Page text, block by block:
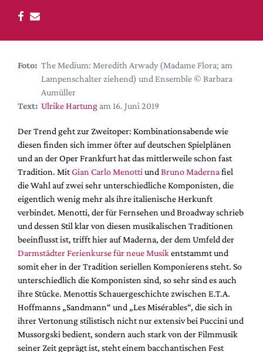
Festival-Planer
Hefte
Alle Hefte
Leseproben
Podcast
Service
Shop / Abo
Newsletter
Redaktion
Autor:innen
Partner
Mediadaten
Suche
Foto: The Medium: Meredith Arwady (Madame Flora; am
Lampenschalter ziehend) und Ensemble © Barbara
Aumüller
Text: Ulrike Hartung am 16. Juni 2019
Der Trend geht zur Zweitoper: Kombinationsabende wie
diesen finden sich immer öfter auf deutschen Spielplänen
und an der Oper Frankfurt hat das mittlerweile schon fast
Tradition. MitGian Carlo Menotti und Bruno Maderna fiel
die Wahl auf zwei sehr unterschiedliche Komponisten, die
eigentlich wenig mehr als ihre italienische Herkunft
verbindet. Menotti, der für Fernsehen und Broadway schrieb
und dessen Stil klar von diesen musikalischen Traditionen
beeinflusst ist, trifft hier auf Maderna, der dem Umfeld der
Darmstädter Ferienkurse für neue Musikentstammt und
somit eher in der Tradition seriellen Komponierens steht. So
unterschiedlich die Komponisten sind, so sehr sind es auch
ihre Stücke. Menottis Schauergeschichte zwischen E.T.A.
Hoffmanns „Sandmann“ und „Les Misérables“, die sich in
ihrer Vertonung stilistisch nicht nur extensiv bei Puccini und
Mussorgski bedient, sondern auch stark von der Filmmusik
seiner Zeit geprägt ist, steht einem bacchantischen Fest